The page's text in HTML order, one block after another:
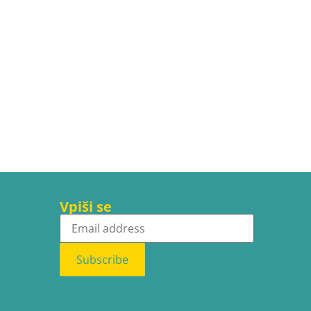
Vpiši se
Subscribe